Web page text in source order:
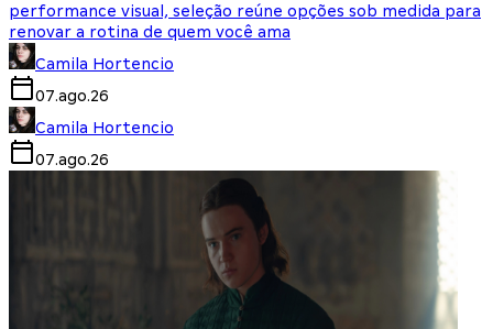
performance visual, seleção reúne opções sob medida para
renovar a rotina de quem você ama
Camila Hortencio
07.ago.26
Camila Hortencio
07.ago.26